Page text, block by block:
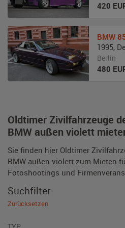
Oldtimer Zivilfahrzeuge
BMW außen violett
Sie finden hier Oldtimer
BMW außen violett zum Mieten
Fotoshootings und
420
BMW
1995,
Berlin
480
Suchfilter
Zurücksetzen